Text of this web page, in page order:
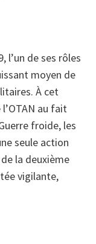
l’un de ses rôles
moyen de
À cet
au fait
froide, les
seule action
la deuxième
vigilante,